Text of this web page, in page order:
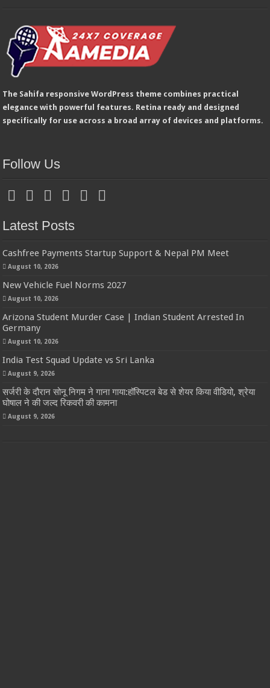
The Sahifa responsive WordPress theme combines practical
elegance with powerful features. Retina ready and designed
specifically for use across a broad array of devices and platforms.
Follow Us
Latest Posts
Cashfree Payments Startup Support & Nepal PM Meet
August 10, 2026
New Vehicle Fuel Norms 2027
August 10, 2026
Arizona Student Murder Case | Indian Student Arrested In
Germany
August 10, 2026
India Test Squad Update vs Sri Lanka
August 9, 2026
सर्जरी के दौरान सोनू निगम ने गाना गाया:हॉस्पिटल बेड से शेयर किया वीडियो, श्रेया
घोषाल ने की जल्द रिकवरी की कामना
August 9, 2026